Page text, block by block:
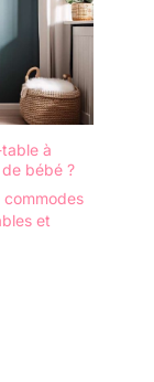
à
bébé ?
commodes
et